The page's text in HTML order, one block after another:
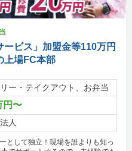
ービス」加盟金等110万円
上場FC本部
ー・テイクアウト、お弁当
円〜
人
として独立！現場を誰よりも知っ